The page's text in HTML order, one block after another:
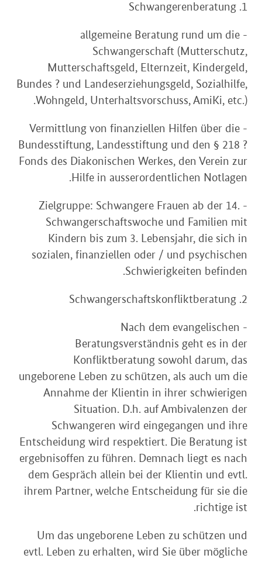
1. Schwangerenberatung
- allgemeine Beratung rund um die
Schwangerschaft (Mutterschutz,
Mutterschaftsgeld, Elternzeit, Kindergeld,
Bundes ? und Landeserziehungsgeld, Sozialhilfe,
Wohngeld, Unterhaltsvorschuss, AmiKi, etc.).
- Vermittlung von finanziellen Hilfen über die
Bundesstiftung, Landesstiftung und den § 218 ?
Fonds des Diakonischen Werkes, den Verein zur
Hilfe in ausserordentlichen Notlagen.
- Zielgruppe: Schwangere Frauen ab der 14.
Schwangerschaftswoche und Familien mit
Kindern bis zum 3. Lebensjahr, die sich in
sozialen, finanziellen oder / und psychischen
Schwierigkeiten befinden.
2. Schwangerschaftskonfliktberatung
- Nach dem evangelischen
Beratungsverständnis geht es in der
Konfliktberatung sowohl darum, das
ungeborene Leben zu schützen, als auch um die
Annahme der Klientin in ihrer schwierigen
Situation. D.h. auf Ambivalenzen der
Schwangeren wird eingegangen und ihre
Entscheidung wird respektiert. Die Beratung ist
ergebnisoffen zu führen. Demnach liegt es nach
dem Gespräch allein bei der Klientin und evtl.
ihrem Partner, welche Entscheidung für sie die
richtige ist.
Um das ungeborene Leben zu schützen und
evtl. Leben zu erhalten, wird Sie über mögliche